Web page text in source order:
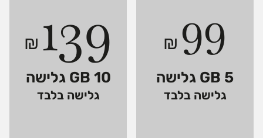
99
₪
5 GB גלישה
גלישה בלבד
139
₪
10 GB גלישה
גלישה בלבד